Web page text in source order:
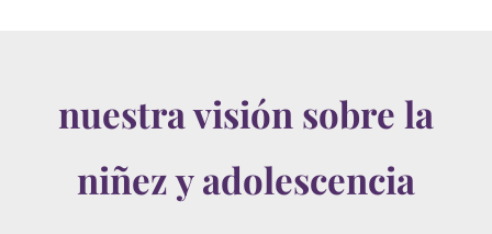
nuestra visión sobre la
niñez y adolescencia